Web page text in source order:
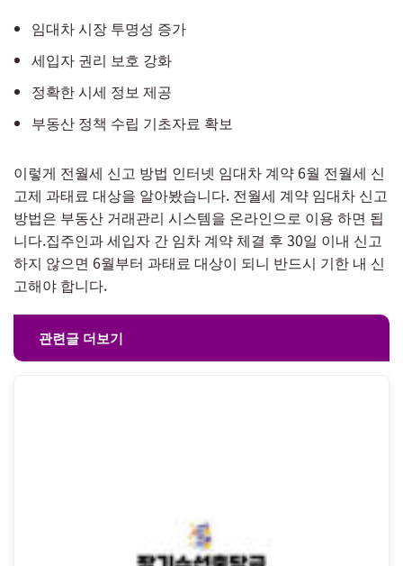
임대차 시장 투명성 증가
세입자 권리 보호 강화
정확한 시세 정보 제공
부동산 정책 수립 기초자료 확보
이렇게 전월세 신고 방법 인터넷 임대차 계약 6월 전월세 신
고제 과태료 대상을 알아봤습니다. 전월세 계약 임대차 신고
방법은 부동산 거래관리 시스템을 온라인으로 이용 하면 됩
니다.집주인과 세입자 간 임차 계약 체결 후 30일 이내 신고
하지 않으면 6월부터 과태료 대상이 되니 반드시 기한 내 신
고해야 합니다.
관련글 더보기